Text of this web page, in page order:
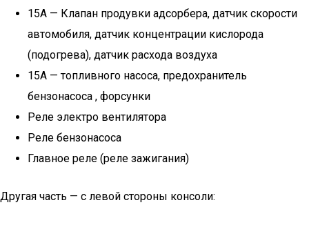
15А — Клапан продувки адсорбера, датчик скорости
автомобиля, датчик концентрации кислорода
(подогрева), датчик расхода воздуха
15А — топливного насоса, предохранитель
бензонасоса , форсунки
Реле электро вентилятора
Реле бензонасоса
Главное реле (реле зажигания)
Другая часть — с левой стороны консоли: